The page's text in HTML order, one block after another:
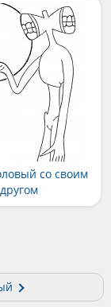
со своим
другом